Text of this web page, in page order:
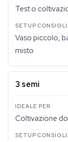
Test o
Vaso piccolo,
misto
3 semi
Coltivazione